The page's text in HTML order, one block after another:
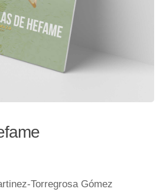
Torregrosa Gómez